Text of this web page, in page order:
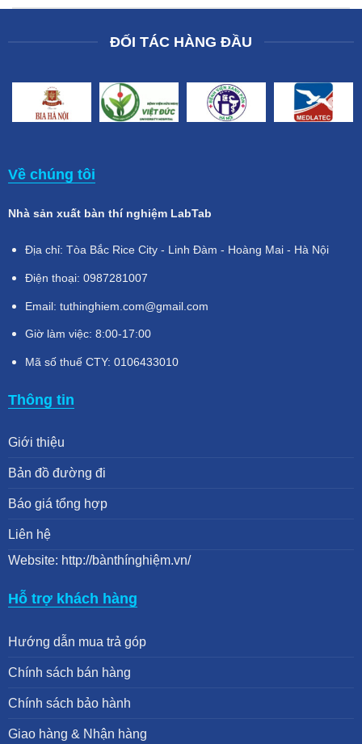
ĐỐI TÁC HÀNG ĐẦU
Về chúng tôi
Nhà sản xuất bàn thí nghiệm LabTab
Địa chỉ: Tòa Bắc Rice City - Linh Đàm - Hoàng Mai - Hà Nội
Điện thoại: 0987281007
Email: tuthinghiem.com@gmail.com
Giờ làm việc: 8:00-17:00
Mã số thuế CTY: 0106433010
Thông tin
Giới thiệu
Bản đồ đường đi
Báo giá tổng hợp
Liên hệ
Website: http://bànthínghiệm.vn/
Hỗ trợ khách hàng
Hướng dẫn mua trả góp
Chính sách bán hàng
Chính sách bảo hành
Giao hàng & Nhận hàng